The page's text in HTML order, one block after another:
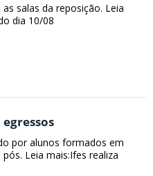
salas da reposição. Leia
dia 10/08
por alunos formados em
Leia mais:Ifes realiza